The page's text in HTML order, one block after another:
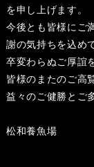
を申し上げます。
今後とも皆様にご
謝の気持ちを込め
卒変わらぬご厚誼
皆様のまたのご高
益々のご健勝とご
松和養魚場